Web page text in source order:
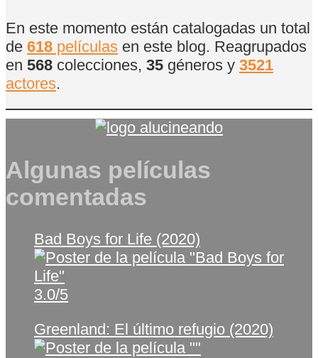
En este momento están catalogadas un total
de 618 películas en este blog. Reagrupados
en 568 colecciones, 35 géneros y 3521
actores.
Algunas películas
comentadas
Bad Boys for Life (2020)
3.0/5
Greenland: El último refugio (2020)